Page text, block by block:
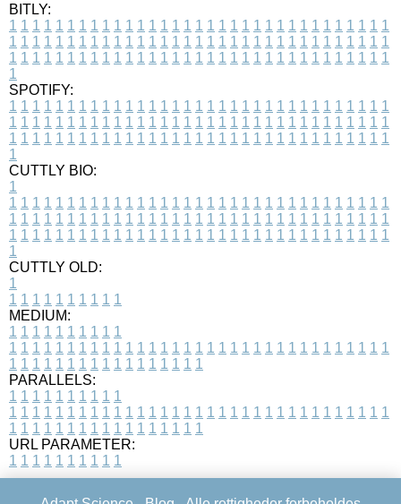
BITLY:
1 1 1 1 1 1 1 1 1 1 1 1 1 1 1 1 1 1 1 1 1 1 1 1 1 1 1 1 1 1 1 1 1
1 1 1 1 1 1 1 1 1 1 1 1 1 1 1 1 1 1 1 1 1 1 1 1 1 1 1 1 1 1 1 1 1
1 1 1 1 1 1 1 1 1 1 1 1 1 1 1 1 1 1 1 1 1 1 1 1 1 1 1 1 1 1 1 1 1
1
SPOTIFY:
1 1 1 1 1 1 1 1 1 1 1 1 1 1 1 1 1 1 1 1 1 1 1 1 1 1 1 1 1 1 1 1 1
1 1 1 1 1 1 1 1 1 1 1 1 1 1 1 1 1 1 1 1 1 1 1 1 1 1 1 1 1 1 1 1 1
1 1 1 1 1 1 1 1 1 1 1 1 1 1 1 1 1 1 1 1 1 1 1 1 1 1 1 1 1 1 1 1 1
1
CUTTLY BIO:
1
1 1 1 1 1 1 1 1 1 1 1 1 1 1 1 1 1 1 1 1 1 1 1 1 1 1 1 1 1 1 1 1 1
1 1 1 1 1 1 1 1 1 1 1 1 1 1 1 1 1 1 1 1 1 1 1 1 1 1 1 1 1 1 1 1 1
1 1 1 1 1 1 1 1 1 1 1 1 1 1 1 1 1 1 1 1 1 1 1 1 1 1 1 1 1 1 1 1 1
1
CUTTLY OLD:
1
1 1 1 1 1 1 1 1 1 1
MEDIUM:
1 1 1 1 1 1 1 1 1 1
1 1 1 1 1 1 1 1 1 1 1 1 1 1 1 1 1 1 1 1 1 1 1 1 1 1 1 1 1 1 1 1 1
1 1 1 1 1 1 1 1 1 1 1 1 1 1 1 1 1
PARALLELS:
1 1 1 1 1 1 1 1 1 1
1 1 1 1 1 1 1 1 1 1 1 1 1 1 1 1 1 1 1 1 1 1 1 1 1 1 1 1 1 1 1 1 1
1 1 1 1 1 1 1 1 1 1 1 1 1 1 1 1 1
URL PARAMETER:
1 1 1 1 1 1 1 1 1 1